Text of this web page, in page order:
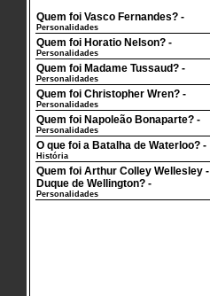
Quem foi Vasco Fernandes? -
Personalidades
Quem foi Horatio Nelson? -
Personalidades
Quem foi Madame Tussaud? -
Personalidades
Quem foi Christopher Wren? -
Personalidades
Quem foi Napoleão Bonaparte? -
Personalidades
O que foi a Batalha de Waterloo? -
História
Quem foi Arthur Colley Wellesley -
Duque de Wellington? -
Personalidades